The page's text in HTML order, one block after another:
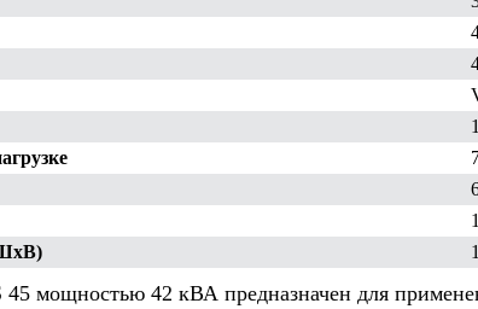
мощностью 42 кВА предназначен для